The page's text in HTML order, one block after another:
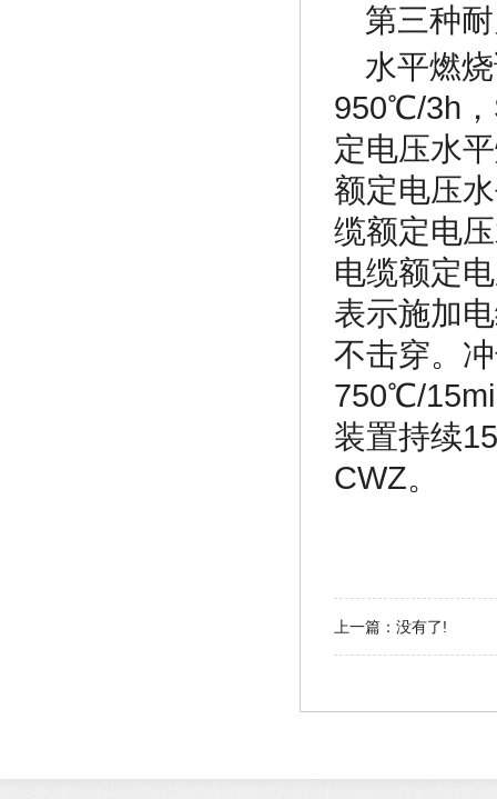
第三种
水平燃
950℃/3h
定电压水
额定电压
缆额定电
电缆额定
表示施加
不击穿。
750℃/
装置持续
CWZ。
上一篇：没有了!